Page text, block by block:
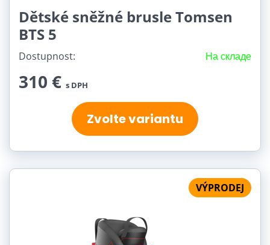
Dětské sněžné brusle Tomsen
BTS 5
Dostupnost: На складе
310 € s DPH
Zvolte variantu
VÝPRODEJ